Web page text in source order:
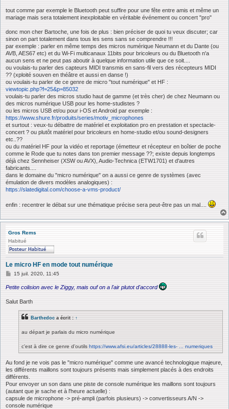
tout comme par exemple le Bluetooth peut suffire pour une fête entre amis et même un
mariage mais sera totalement inexploitable en véritable événement ou concert "pro"
donc mon cher Bartoche, une fois de plus : bien préciser de quoi tu veux discuter; car
sinon on part totalement dans tous les sens sans se comprendre !!!
par exemple : parler en même temps des micros numérique Neumann et du Dante (ou
AVB, AES67 etc) et du Wi-Fi multicanaux 11bits pour bricoleurs ou du Bluetooth n'a
aucun sens et ne peut pas aboutir à quelque information utile que ce soit....
ou voulais-tu parler des capteurs MIDI transmis en sans-fil vers des récepteurs MIDI
?? (xploité souven en théâtre et aussi en danse !)
ou voulais-tu parler de ce genre de micro "tout numérique" et HF :
viewtopic.php?f=25&p=85032
voulais-tu parler des micros studio haut de gamme (et très cher) de chez Neumann ou
des micros numérique USB pour les home-studistes ?
ou les micros USB et/ou pour i-OS et Android par exemple :
https://www.shure.fr/produits/series/motiv_microphones
et surtout : veux-tu débattre de matériel et exploitation pro en prestation et spectacle-
concert ? ou plutôt matériel pour bricoleurs en home-studio et/ou sound-designers
etc..??
ou du matériel HF pour la vidéo et reportage (émetteur et récepteur en boîtier de poche
comme le Rode que tu notes dans ton premier message ??; existe depuis longtemps
déjà chez Sennheiser (XSW ou AVX), Audio-Technica (ETW1701) et d'autres
fabricants....
dans le domaine du "micro numérique" on a aussi ce genre de systèmes (avec
émulation de divers modèles analogiques) :
https://slatedigital.com/choose-a-vms-product/
enfin : recentrer le débat sur une thématique précise sera peut-être pas un mal....
Gros Rems
Habitué
Le micro HF en mode tout numérique
M
s
g
15 juil. 2020, 11:45
Petite colision avec le Ziggy, mais ouf on a l'air plutot d'accord
Salut Barth
Barthedoc a écrit : ↑
au départ je parlais du micro numérique
c'est à dire ce genre d'outils https://www.afsi.eu/articles/28888-les- ... numeriques
Au fond je ne vois pas le "micro numérique" comme une avancé technologique majeure,
les différents maillons sont toujours présents mais simplement placés à des endroits
différents.
Pour envoyer un son dans une piste de console numérique les maillons sont toujours
(autant que je sache et à l'heure actuelle) :
capsule de microphone -> pré-ampli (parfois plusieurs) -> convertisseurs A/N ->
console numérique